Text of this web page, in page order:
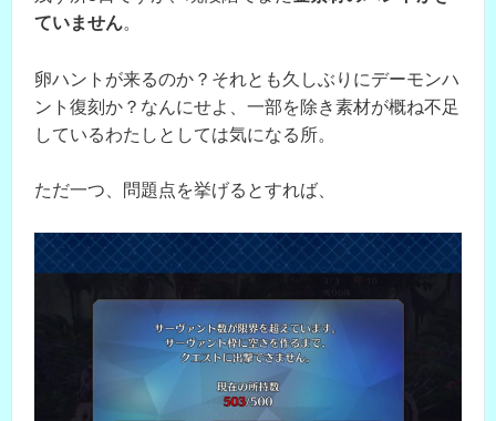
ていません。
卵ハントが来るのか？それとも久しぶりにデーモンハ
ント復刻か？なんにせよ、一部を除き素材が概ね不足
しているわたしとしては気になる所。
ただ一つ、問題点を挙げるとすれば、